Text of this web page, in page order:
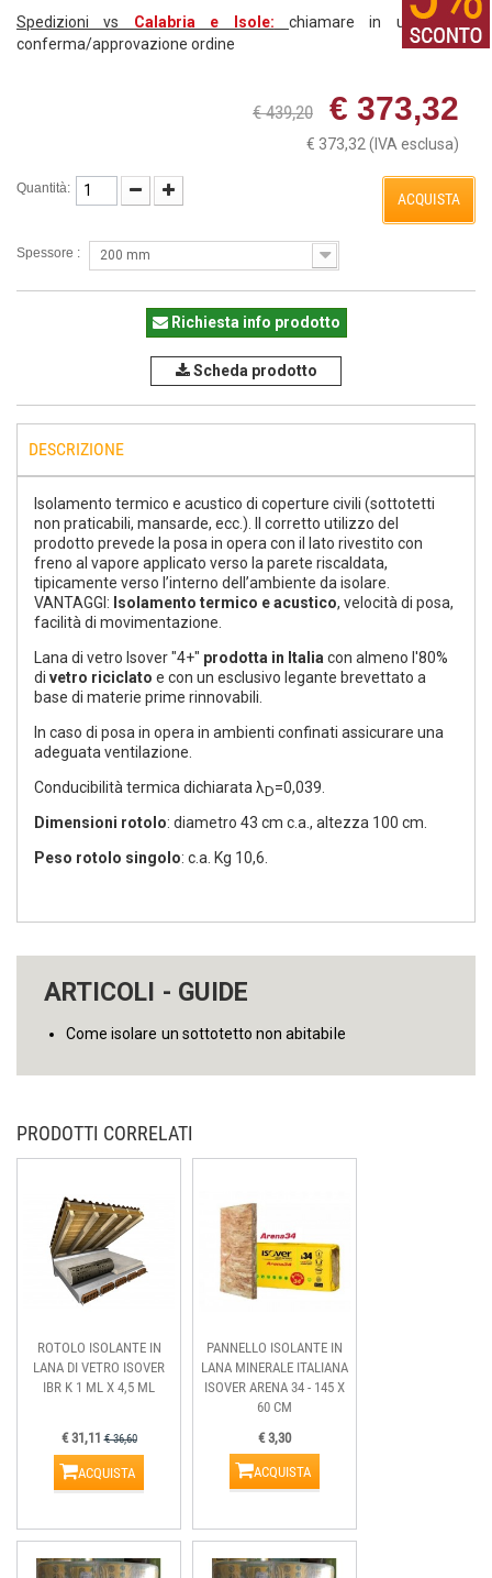
Spedizioni vs Calabria e Isole:
chiamare in ufficio per
conferma/approvazione ordine
€ 373,32
€ 439,20
€ 373,32 (IVA esclusa)
Quantità:
ACQUISTA
Spessore : 200 mm
Richiesta info prodotto
Scheda prodotto
DESCRIZIONE
Isolamento termico e acustico di coperture civili (sottotetti
non praticabili, mansarde, ecc.). Il corretto utilizzo del
prodotto prevede la posa in opera con il lato rivestito con
freno al vapore applicato verso la parete riscaldata,
tipicamente verso l’interno dell’ambiente da isolare.
VANTAGGI: Isolamento termico e acustico, velocità di posa,
facilità di movimentazione.
Lana di vetro Isover "4+" prodotta in Italia con almeno l'80%
di vetro riciclato e con un esclusivo legante brevettato a
base di materie prime rinnovabili.
In caso di posa in opera in ambienti confinati assicurare una
adeguata ventilazione.
Conducibilità termica dichiarata λD=0,039.
Dimensioni rotolo: diametro 43 cm c.a., altezza 100 cm.
Peso rotolo singolo: c.a. Kg 10,6.
ARTICOLI - GUIDE
Come isolare un sottotetto non abitabile
PRODOTTI CORRELATI
ROTOLO ISOLANTE IN
LANA DI VETRO ISOVER
IBR K 1 ML X 4,5 ML
€ 31,11€ 36,60
ACQUISTA
PANNELLO ISOLANTE IN
LANA MINERALE ITALIANA
ISOVER ARENA 34 - 145 X
60 CM
€ 3,30
ACQUISTA